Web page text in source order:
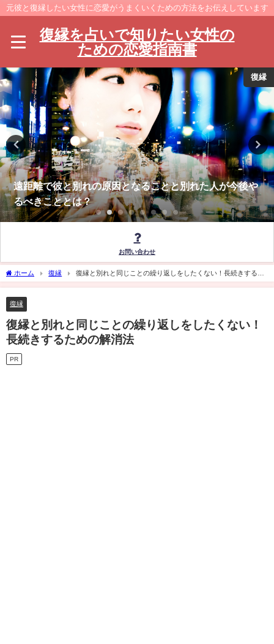
元彼と復縁したい女性に恋愛がうまくいくための方法をお伝えしています
復縁を占いで知りたい女性の
ための恋愛指南書
復縁
遠距離で彼と別れの原因となることと別れた人が今後や
るべきこととは？
お問い合わせ
ホーム 復縁
復縁と別れと同じことの繰り返しをしたくない！長続きするた
めの解消法
復縁
復縁と別れと同じことの繰り返しをしたくない！
長続きするための解消法
PR